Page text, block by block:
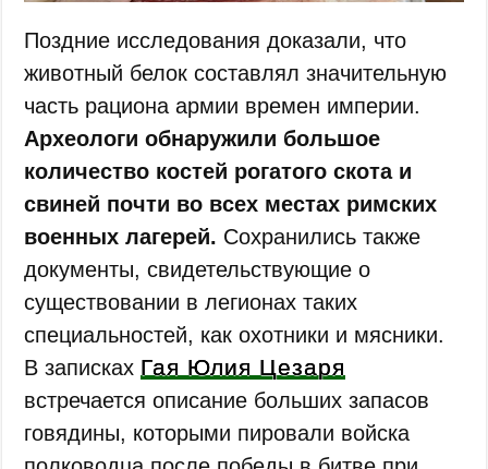
Поздние исследования доказали, что
животный белок составлял значительную
часть рациона армии времен империи.
Археологи обнаружили большое
количество костей рогатого скота и
свиней почти во всех местах римских
военных лагерей. Сохранились также
документы, свидетельствующие о
существовании в легионах таких
специальностей, как охотники и мясники.
В записках Гая Юлия Цезаря
встречается описание больших запасов
говядины, которыми пировали войска